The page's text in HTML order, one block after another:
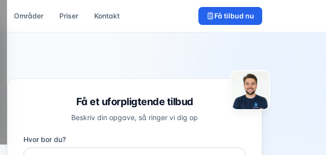
Områder Priser Kontakt Få tilbud nu
Få et uforpligtende tilbud
Beskriv din opgave, så ringer vi dig op
Hvor bor du?